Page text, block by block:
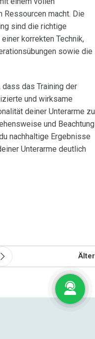
Ressourcen macht. Die
sind die richtige
korrekten Technik,
sowie die
das Training der
und wirksame
deiner Unterarme zu
und Beachtung
nachhaltige Ergebnisse
Unterarme deutlich
Älter